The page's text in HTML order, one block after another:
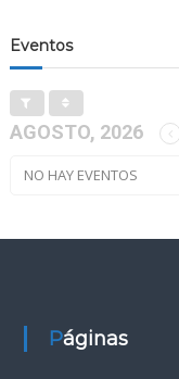
Eventos
AGOSTO, 2026
NO HAY EVENTOS
Páginas